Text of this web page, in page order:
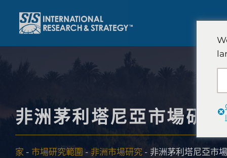
容
非洲茅利塔尼亞市場研
家 - 市場研究範圍 - 非洲市場研究 - 非洲茅利塔尼亞市